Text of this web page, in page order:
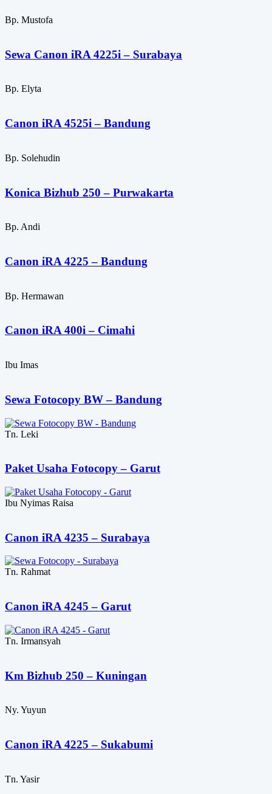
Bp. Mustofa
Sewa Canon iRA 4225i – Surabaya
Bp. Elyta
Canon iRA 4525i – Bandung
Bp. Solehudin
Konica Bizhub 250 – Purwakarta
Bp. Andi
Canon iRA 4225 – Bandung
Bp. Hermawan
Canon iRA 400i – Cimahi
Ibu Imas
Sewa Fotocopy BW – Bandung
Tn. Leki
Paket Usaha Fotocopy – Garut
Ibu Nyimas Raisa
Canon iRA 4235 – Surabaya
Tn. Rahmat
Canon iRA 4245 – Garut
Tn. Irmansyah
Km Bizhub 250 – Kuningan
Ny. Yuyun
Canon iRA 4225 – Sukabumi
Tn. Yasir